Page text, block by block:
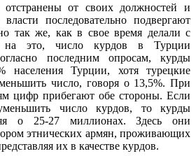
от своих должностей и
последовательно подвергают
так же, как в свое время делали с
на это, число курдов в Турции
последним опросам, курды
населения Турции, хотя турецкие
число, говоря о 13,5%. При
цифр прибегают обе стороны. Если
число курдов, то курды
о 25-27 миллионах. Здесь они
этнических армян, проживающих
их в качестве курдов.